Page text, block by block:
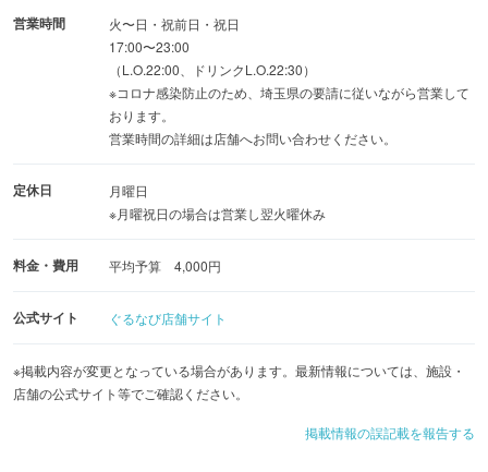
す。ご了承下さい。
営業時間
火〜日・祝前日・祝日
17:00〜23:00
（L.O.22:00、ドリンクL.O.22:30）
※コロナ感染防止のため、埼玉県の要請に従いながら営業して
おります。
営業時間の詳細は店舗へお問い合わせください。
定休日
月曜日
※月曜祝日の場合は営業し翌火曜休み
料金・費用 平均予算 4,000円
公式サイト ぐるなび店舗サイト
※掲載内容が変更となっている場合があります。最新情報については、施設・
店舗の公式サイト等でご確認ください。
掲載情報の誤記載を報告する